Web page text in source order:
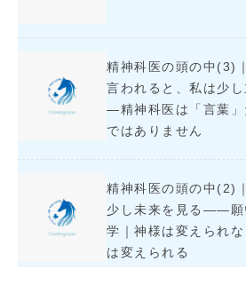
精神科医の頭の中(3)
言われると、私は少
―精神科医は「言葉」
ではありません
精神科医の頭の中(2)
少し未来を見る――願
学｜神様は変えられ
は変えられる